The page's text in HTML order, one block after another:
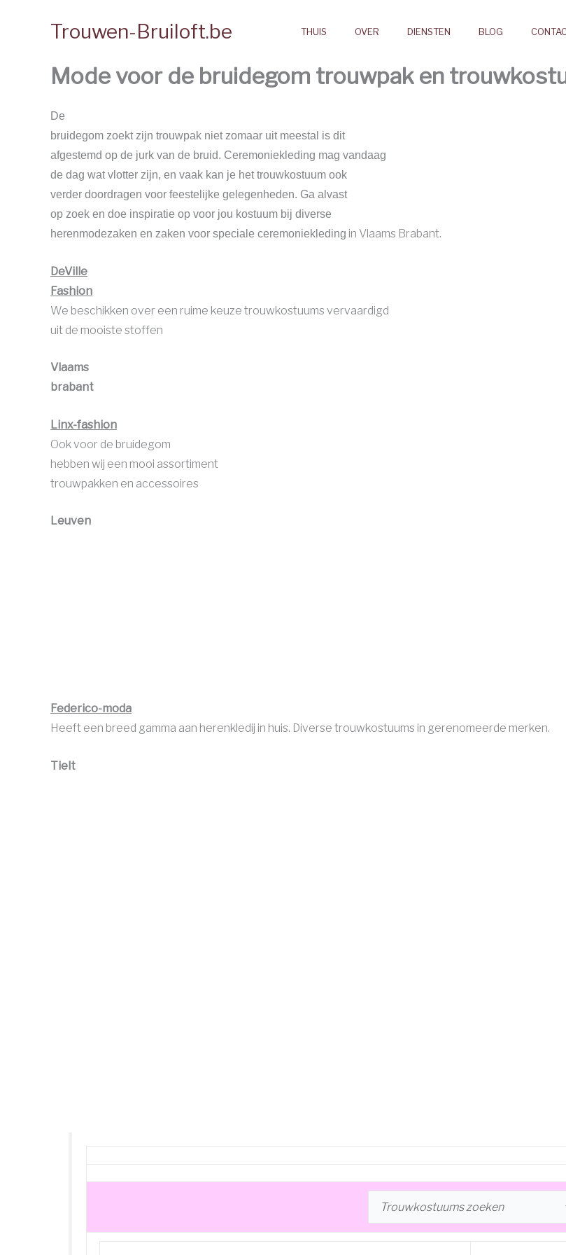
Trouwen-Bruiloft.be THUIS OVER DIENSTEN BLOG
Mode voor de bruidegom trouwpak en
De
bruidegom zoekt zijn trouwpak niet zomaar uit meestal is dit
afgestemd op de jurk van de bruid. Ceremoniekleding mag vandaag
de dag wat vlotter zijn, en vaak kan je het trouwkostuum ook
verder doordragen voor feestelijke gelegenheden. Ga alvast
op zoek en doe inspiratie op voor jou kostuum bij diverse
herenmodezaken en zaken voor speciale ceremoniekleding in Vlaams Brabant.
DeVille
Fashion
We beschikken over een ruime keuze trouwkostuums vervaardigd
uit de mooiste stoffen
Vlaams
brabant
Linx-fashion
Ook voor de bruidegom
hebben wij een mooi assortiment
trouwpakken en accessoires
Leuven
Federico-moda
Heeft een breed gamma aan herenkledij in huis. Diverse trouwkostuums in gerenomeerde merken.
Tielt